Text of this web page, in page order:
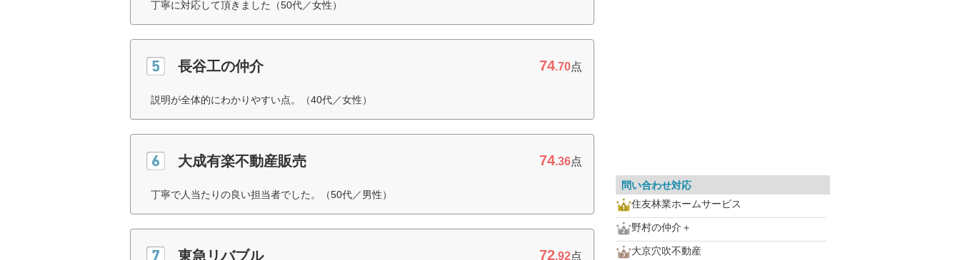
丁寧に対応して頂きました（50代／女性）
長谷工の仲介 74.70点
説明が全体的にわかりやすい点。（40代／女性）
大成有楽不動産販売 74.36点
丁寧で人当たりの良い担当者でした。（50代／男性）
東急リバブル 72.92点
問い合わせ対応
住友林業ホームサービス
野村の仲介＋
大京穴吹不動産